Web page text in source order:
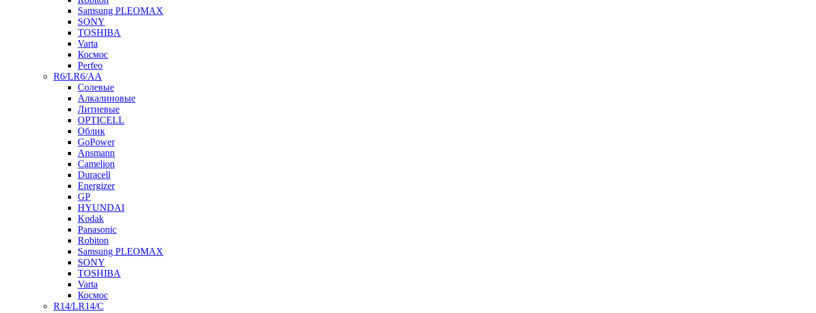
Samsung PLEOMAX
SONY
TOSHIBA
Varta
Космос
Perfeo
R6/LR6/AA
Солевые
Алкалиновые
Литиевые
OPTICELL
Облик
GoPower
Ansmann
Camelion
Duracell
Energizer
GP
HYUNDAI
Kodak
Panasonic
Robiton
Samsung PLEOMAX
SONY
TOSHIBA
Varta
Космос
R14/LR14/C